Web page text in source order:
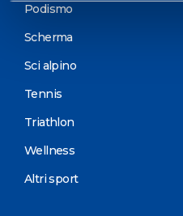
Podismo
Scherma
Sci alpino
Tennis
Triathlon
Wellness
Altri sport